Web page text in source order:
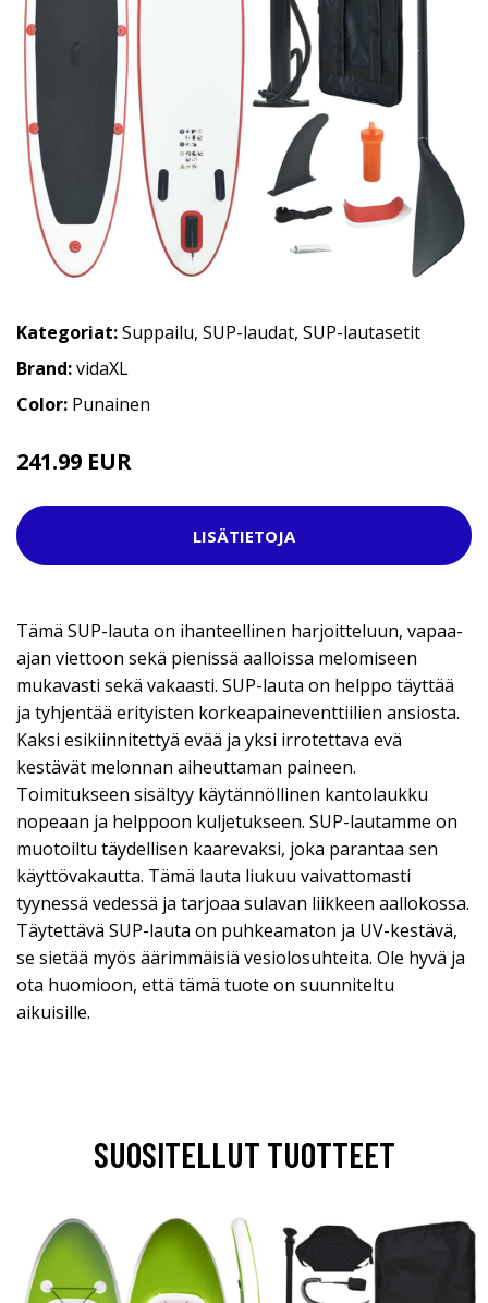
Kategoriat:Suppailu, SUP-laudat, SUP-lautasetit
Brand:vidaXL
Color: Punainen
241.99 EUR
LISÄTIETOJA
Tämä SUP-lauta on ihanteellinen harjoitteluun, vapaa-
ajan viettoon sekä pienissä aalloissa melomiseen
mukavasti sekä vakaasti. SUP-lauta on helppo täyttää
ja tyhjentää erityisten korkeapaineventtiilien ansiosta.
Kaksi esikiinnitettyä evää ja yksi irrotettava evä
kestävät melonnan aiheuttaman paineen.
Toimitukseen sisältyy käytännöllinen kantolaukku
nopeaan ja helppoon kuljetukseen. SUP-lautamme on
muotoiltu täydellisen kaarevaksi, joka parantaa sen
käyttövakautta. Tämä lauta liukuu vaivattomasti
tyynessä vedessä ja tarjoaa sulavan liikkeen aallokossa.
Täytettävä SUP-lauta on puhkeamaton ja UV-kestävä,
se sietää myös äärimmäisiä vesiolosuhteita. Ole hyvä ja
ota huomioon, että tämä tuote on suunniteltu
aikuisille.
SUOSITELLUT TUOTTEET